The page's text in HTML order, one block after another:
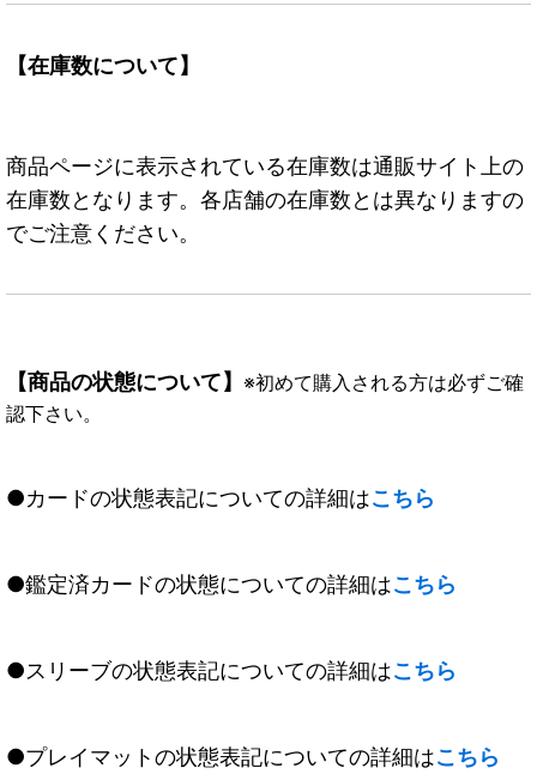
【在庫数について】
商品ページに表示されている在庫数は通販サイト上の
在庫数となります。各店舗の在庫数とは異なりますの
でご注意ください。
【商品の状態について】 ※初めて購入される方は必ずご確
認下さい。
●カードの状態表記についての詳細はこちら
●鑑定済カードの状態についての詳細はこちら
●スリーブの状態表記についての詳細はこちら
●プレイマットの状態表記についての詳細はこちら